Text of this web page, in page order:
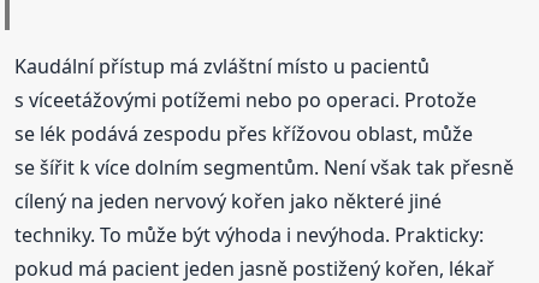
Kaudální přístup má zvláštní místo u pacientů
s víceetážovými potížemi nebo po operaci. Protože
se lék podává zespodu přes křížovou oblast, může
se šířit k více dolním segmentům. Není však tak přesně
cílený na jeden nervový kořen jako některé jiné
techniky. To může být výhoda i nevýhoda. Prakticky:
pokud má pacient jeden jasně postižený kořen, lékař